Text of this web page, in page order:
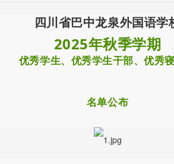
四川省巴中龙泉外国语学
2025年秋季学期
优秀学生、优秀学生干部、优秀
名单公布